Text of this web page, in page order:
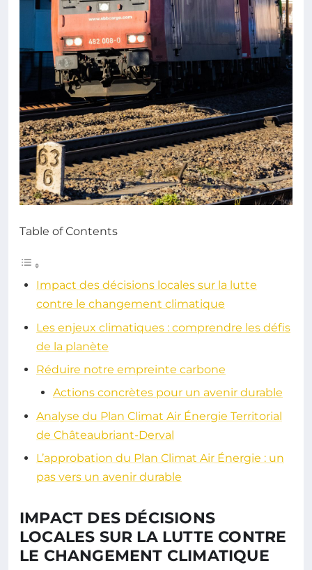
Table of Contents
Impact des décisions locales sur la lutte
contre le changement climatique
Les enjeux climatiques : comprendre les défis
de la planète
Réduire notre empreinte carbone
Actions concrètes pour un avenir durable
Analyse du Plan Climat Air Énergie Territorial
de Châteaubriant-Derval
L’approbation du Plan Climat Air Énergie : un
pas vers un avenir durable
IMPACT DES DÉCISIONS
LOCALES SUR LA LUTTE CONTRE
LE CHANGEMENT CLIMATIQUE